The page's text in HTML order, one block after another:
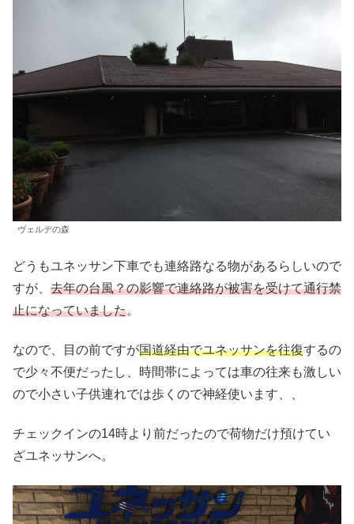
ヴェルデの森
どうもユネッサン下車でも連絡路なる物があるらしいので
すが、 去年の台風？の影響で連絡路が被害を受けて通行禁
止になっていました。
なので、目の前ですが国道経由でユネッサンを往復するの
で少々不便だったし、時間帯によっては車の往来も激しい
ので小さい子供連れでは歩くので神経使います、、
チェックインの14時より前だったので荷物だけ預けてい
ざユネッサンへ。